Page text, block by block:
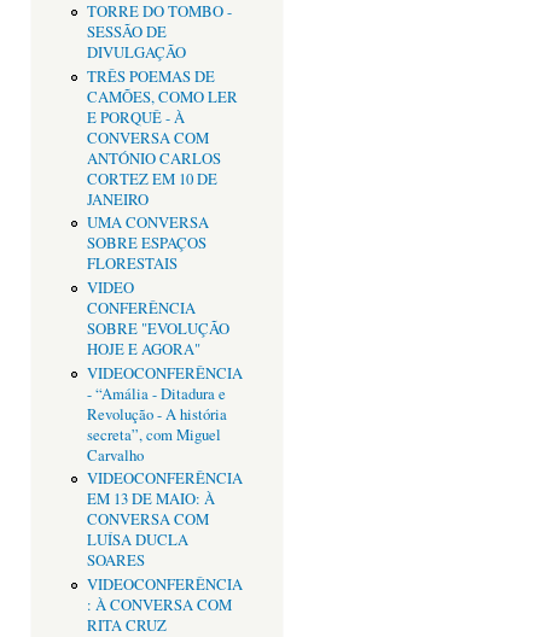
TORRE DO TOMBO -
SESSÃO DE
DIVULGAÇÃO
TRÊS POEMAS DE
CAMÕES, COMO LER
E PORQUÊ - À
CONVERSA COM
ANTÓNIO CARLOS
CORTEZ EM 10 DE
JANEIRO
UMA CONVERSA
SOBRE ESPAÇOS
FLORESTAIS
VIDEO
CONFERÊNCIA
SOBRE "EVOLUÇÃO
HOJE E AGORA"
VIDEOCONFERÊNCIA
- “Amália - Ditadura e
Revolução - A história
secreta”, com Miguel
Carvalho
VIDEOCONFERÊNCIA
EM 13 DE MAIO: À
CONVERSA COM
LUÍSA DUCLA
SOARES
VIDEOCONFERÊNCIA
: À CONVERSA COM
RITA CRUZ